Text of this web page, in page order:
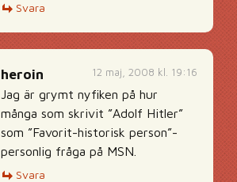
Svara
12 maj, 2008 kl. 19:16
heroin
Jag är grymt nyfiken på hur
många som skrivit ”Adolf Hitler”
som ”Favorit-historisk person”-
personlig fråga på MSN.
Svara